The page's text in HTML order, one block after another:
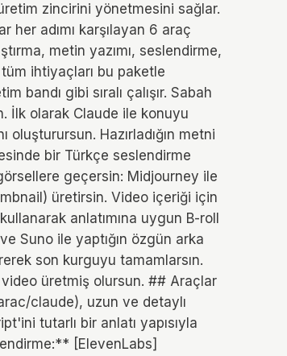
zincirini yönetmesini sağlar.
adımı karşılayan 6 araç
metin yazımı, seslendirme,
ihtiyaçları bu paketle
bandı gibi sıralı çalışır. Sabah
İlk olarak Claude ile konuyu
oluşturursun. Hazırladığın metni
bir Türkçe seslendirme
görsellere geçersin: Midjourney ile
üretirsin. Video içeriği için
anlatımına uygun B-roll
Suno ile yaptığın özgün arka
son kurguyu tamamlarsın.
üretmiş olursun. ## Araçlar
claude), uzun ve detaylı
tutarlı bir anlatı yapısıyla
[ElevenLabs]